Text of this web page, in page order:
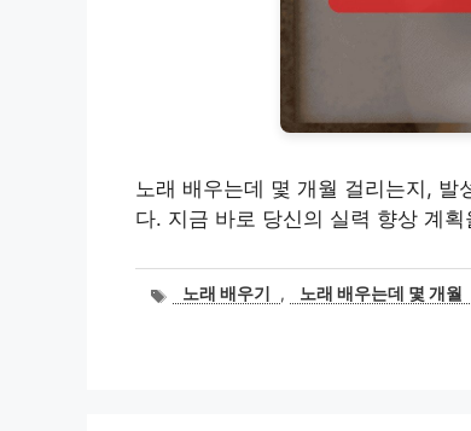
노래 배우는데 몇 개월 걸리는지, 발
다. 지금 바로 당신의 실력 향상 계
태노래 배우기 , 노래 배우는데 몇 개월